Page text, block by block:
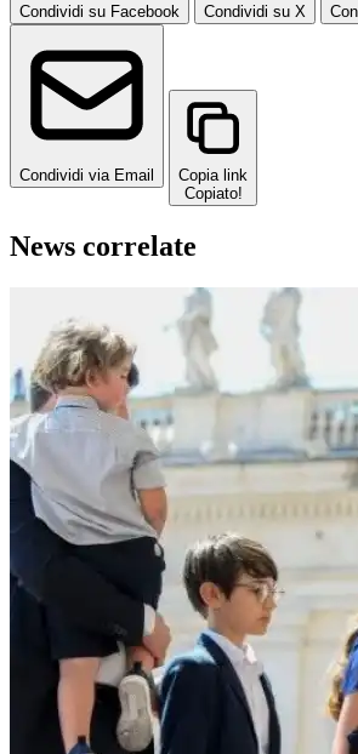
Condividi su Facebook Condividi su X
Condividi via Email
Copia link
Copiato!
News correlate